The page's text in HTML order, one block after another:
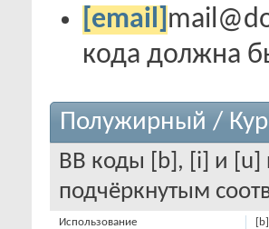
[email]
кода должна
Полужирный /
BB коды [b], [i] и [u]
подчёркнутым
[b]
Использование